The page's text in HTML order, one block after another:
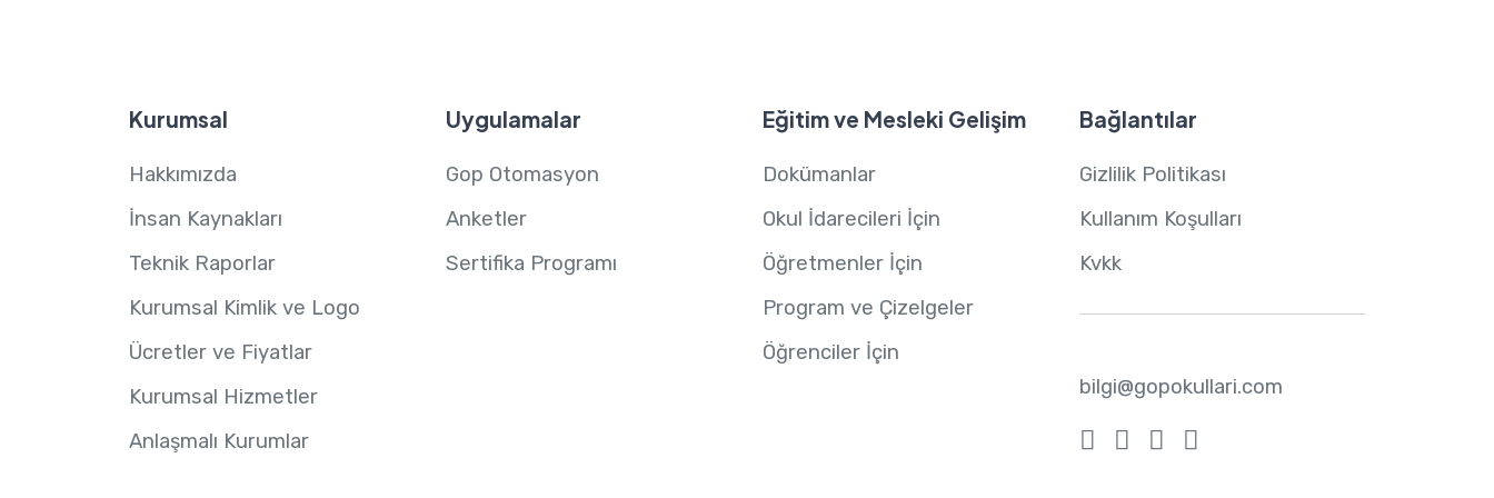
Kurumsal
Hakkımızda
İnsan Kaynakları
Teknik Raporlar
Kurumsal Kimlik ve Logo
Ücretler ve Fiyatlar
Kurumsal Hizmetler
Anlaşmalı Kurumlar
Uygulamalar
Gop Otomasyon
Anketler
Sertifika Programı
Eğitim ve Mesleki Gelişim
Dokümanlar
Okul İdarecileri İçin
Öğretmenler İçin
Program ve Çizelgeler
Öğrenciler İçin
Bağlantılar
Gizlilik Politikası
Kullanım Koşulları
Kvkk
bilgi@gopokullari.com